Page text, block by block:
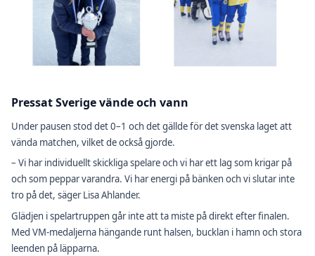
Pressat Sverige vände och vann
Under pausen stod det 0–1 och det gällde för det svenska laget att
vända matchen, vilket de också gjorde.
– Vi har individuellt skickliga spelare och vi har ett lag som krigar på
och som peppar varandra. Vi har energi på bänken och vi slutar inte
tro på det, säger Lisa Ahlander.
Glädjen i spelartruppen går inte att ta miste på direkt efter finalen.
Med VM-medaljerna hängande runt halsen, bucklan i hamn och stora
leenden på läpparna.